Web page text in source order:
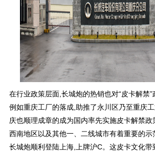
在行业政策层面,长城炮的热销也对“皮卡解禁”
例如重庆工厂的落成,助推了永川区乃至重庆
庆也顺理成章的成为国内率先实施皮卡解禁
西南地区以及其他一、二线城市有着重要的示
长城炮顺利登陆上海,上牌沪C。这皮卡文化